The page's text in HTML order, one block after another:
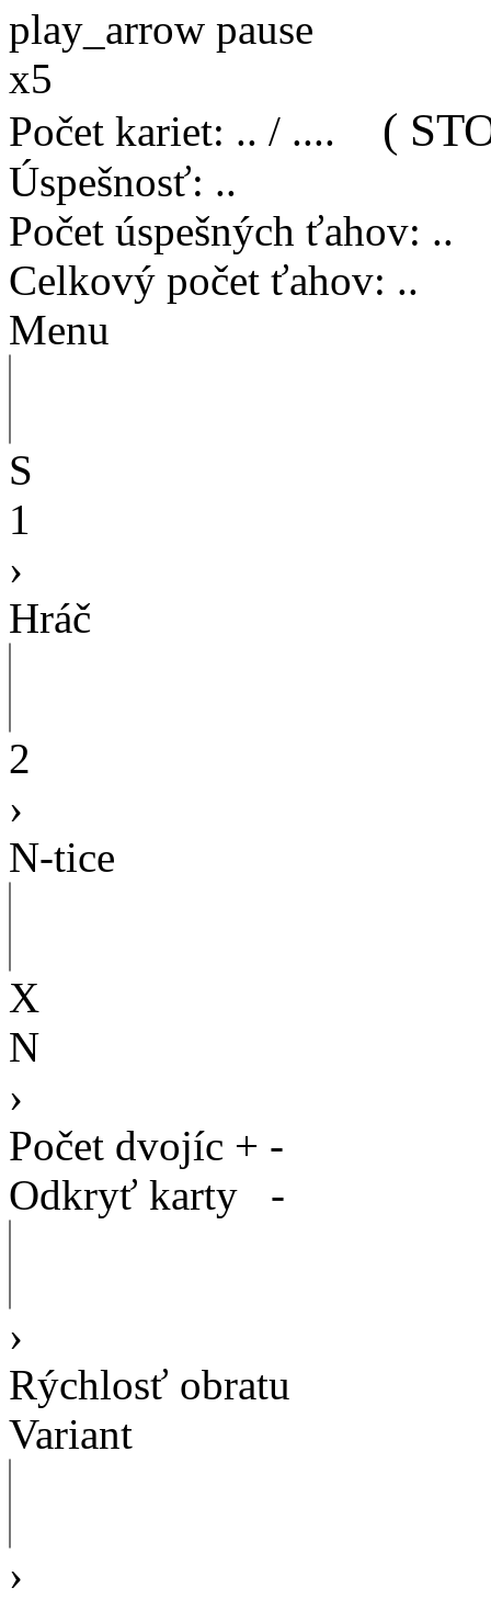
play_arrow pause
x5
Počet kariet: .. / .... (
Úspešnosť: ..
Počet úspešných ťahov: ..
Celkový počet ťahov: ..
Menu
S
1
›
Hráč
2
›
N-tice
X
N
›
Počet dvojíc + -
Odkryť karty
-
›
Rýchlosť obratu
Variant
›